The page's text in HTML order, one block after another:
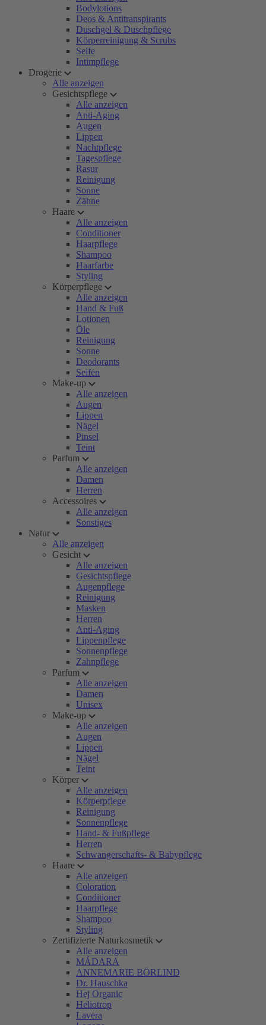
Bodylotions
Deos & Antitranspirants
Duschgel & Duschpflege
Körperreinigung & Scrubs
Seife
Intimpflege
Drogerie
Alle anzeigen
Gesichtspflege
Alle anzeigen
Anti-Aging
Augen
Lippen
Nachtpflege
Tagespflege
Rasur
Reinigung
Sonne
Zähne
Haare
Alle anzeigen
Conditioner
Haarpflege
Shampoo
Haarfarbe
Styling
Körperpflege
Alle anzeigen
Hand & Fuß
Lotionen
Öle
Reinigung
Sonne
Deodorants
Seifen
Make-up
Alle anzeigen
Augen
Lippen
Nägel
Pinsel
Teint
Parfum
Alle anzeigen
Damen
Herren
Accessoires
Alle anzeigen
Sonstiges
Natur
Alle anzeigen
Gesicht
Alle anzeigen
Gesichtspflege
Augenpflege
Reinigung
Masken
Herren
Anti-Aging
Lippenpflege
Sonnenpflege
Zahnpflege
Parfum
Alle anzeigen
Damen
Unisex
Make-up
Alle anzeigen
Augen
Lippen
Nägel
Teint
Körper
Alle anzeigen
Körperpflege
Reinigung
Sonnenpflege
Hand- & Fußpflege
Herren
Schwangerschafts- & Babypflege
Haare
Alle anzeigen
Coloration
Conditioner
Haarpflege
Shampoo
Styling
Zertifizierte Naturkosmetik
Alle anzeigen
MÁDARA
ANNEMARIE BÖRLIND
Dr. Hauschka
Hej Organic
Heliotrop
Lavera